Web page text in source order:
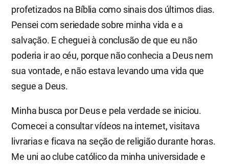
profetizados na Bíblia como sinais dos últimos dias.
Pensei com seriedade sobre minha vida e a
salvação. E cheguei à conclusão de que eu não
poderia ir ao céu, porque não conhecia a Deus nem
sua vontade, e não estava levando uma vida que
segue a Deus.
Minha busca por Deus e pela verdade se iniciou.
Comecei a consultar vídeos na internet, visitava
livrarias e ficava na seção de religião durante horas.
Me uni ao clube católico da minha universidade e